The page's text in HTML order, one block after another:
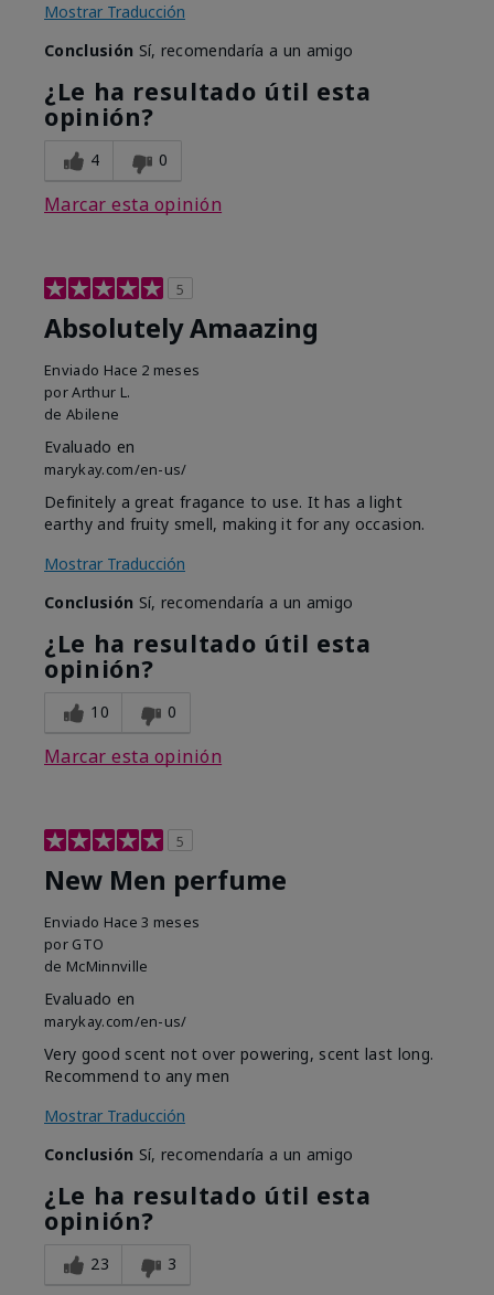
Mostrar Traducción
Conclusión Sí, recomendaría a un amigo
¿Le ha resultado útil esta
opinión?
4 0
Marcar esta opinión
5
Absolutely Amaazing
Enviado Hace 2 meses
porArthur L.
de Abilene
Evaluado en
marykay.com/en-us/
Definitely a great fragance to use. It has a light
earthy and fruity smell, making it for any occasion.
Mostrar Traducción
Conclusión Sí, recomendaría a un amigo
¿Le ha resultado útil esta
opinión?
10 0
Marcar esta opinión
5
New Men perfume
Enviado Hace 3 meses
por GTO
de McMinnville
Evaluado en
marykay.com/en-us/
Very good scent not over powering, scent last long.
Recommend to any men
Mostrar Traducción
Conclusión Sí, recomendaría a un amigo
¿Le ha resultado útil esta
opinión?
23 3